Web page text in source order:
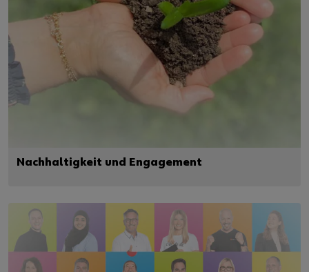
Nachhaltigkeit und Engagement